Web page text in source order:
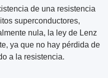
de una resistencia
superconductores,
nula, la ley de Lenz
ya que no hay pérdida de
a la resistencia.